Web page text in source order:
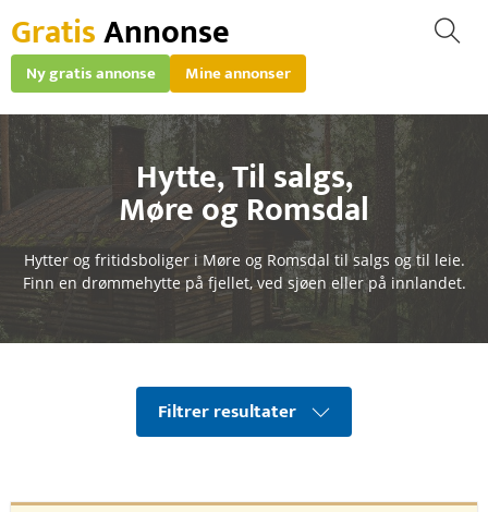
GratisAnnonse
Ny gratis annonse Mine annonser
Hytte,Til salgs,
Møre og Romsdal
Hytter og fritidsboliger i Møre og Romsdal til salgs og til leie.
Finn en drømmehytte på fjellet, ved sjøen eller på innlandet.
Filtrer resultater